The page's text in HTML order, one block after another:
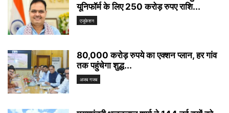
यूनिफॉर्म के लिए 250 करोड़ रुपए राशि...
एजुकेशन
80,000 करोड़ रुपये का एक्शन प्लान, हर गांव
तक पहुंचेगा शुद्ध...
अजब गजब